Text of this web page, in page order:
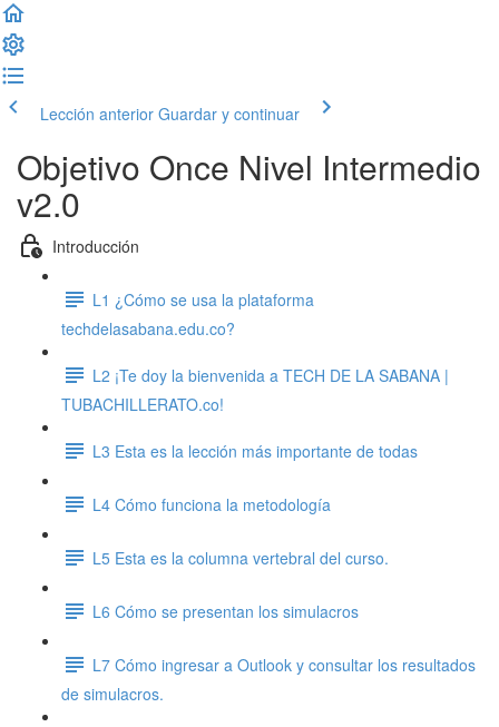
Lección anterior Guardar y continuar
Objetivo Once Nivel Intermedio
v2.0
Introducción
L1 ¿Cómo se usa la plataforma
techdelasabana.edu.co?
L2 ¡Te doy la bienvenida a TECH DE LA SABANA |
TUBACHILLERATO.co!
L3 Esta es la lección más importante de todas
L4 Cómo funciona la metodología
L5 Esta es la columna vertebral del curso.
L6 Cómo se presentan los simulacros
L7 Cómo ingresar a Outlook y consultar los resultados
de simulacros.